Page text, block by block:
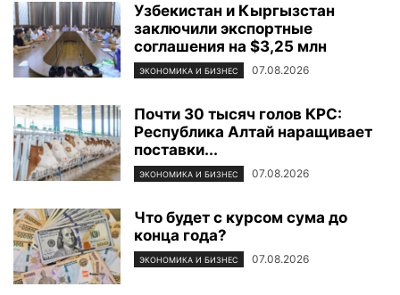
Узбекистан и Кыргызстан
заключили экспортные
соглашения на $3,25 млн
ЭКОНОМИКА И БИЗНЕС 07.08.2026
Почти 30 тысяч голов КРС:
Республика Алтай наращивает
поставки...
ЭКОНОМИКА И БИЗНЕС 07.08.2026
Что будет с курсом сума до
конца года?
ЭКОНОМИКА И БИЗНЕС 07.08.2026